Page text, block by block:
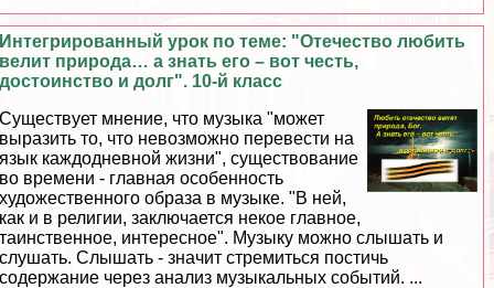
Интегрированный урок по теме: "Отечество любить
велит природа… а знать его – вот честь,
достоинство и долг". 10-й класс
Существует мнение, что музыка "может
выразить то, что невозможно перевести на
язык каждодневной жизни", существование
во времени - главная особенность
художественного образа в музыке. "В ней,
как и в религии, заключается некое главное,
таинственное, интересное". Музыку можно слышать и
слушать. Слышать - значит стремиться постичь
содержание через анализ музыкальных событий. ...